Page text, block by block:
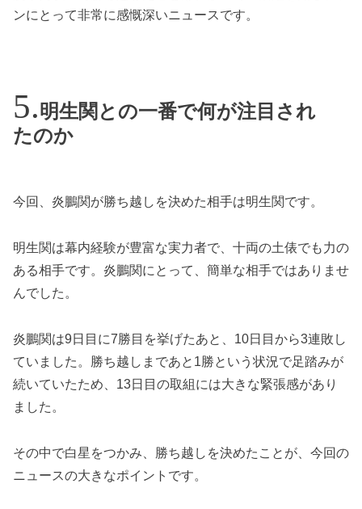
ンにとって非常に感慨深いニュースです。
明生関との一番で何が注目され
たのか
今回、炎鵬関が勝ち越しを決めた相手は明生関です。
明生関は幕内経験が豊富な実力者で、十両の土俵でも力の
ある相手です。炎鵬関にとって、簡単な相手ではありませ
んでした。
炎鵬関は9日目に7勝目を挙げたあと、10日目から3連敗し
ていました。勝ち越しまであと1勝という状況で足踏みが
続いていたため、13日目の取組には大きな緊張感があり
ました。
その中で白星をつかみ、勝ち越しを決めたことが、今回の
ニュースの大きなポイントです。